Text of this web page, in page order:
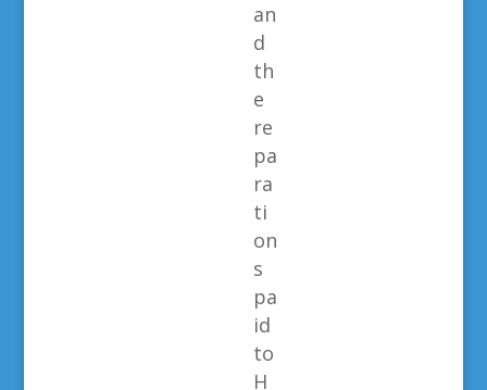
an
d
th
e
re
pa
ra
ti
on
s
pa
id
to
H